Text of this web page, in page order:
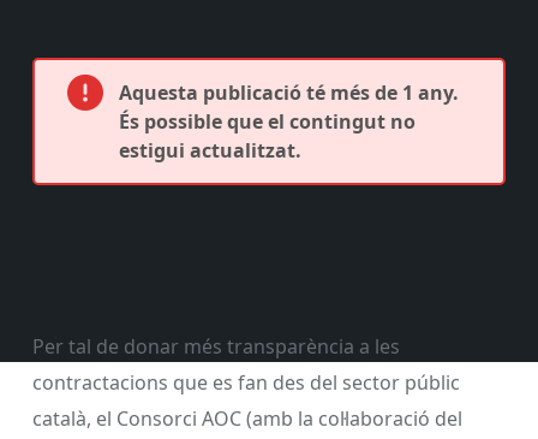
Aquesta publicació té més de 1 any.
És possible que el contingut no
estigui actualitzat.
Per tal de donar més transparència a les
contractacions que es fan des del sector públic
català, el Consorci AOC (amb la col·laboració del